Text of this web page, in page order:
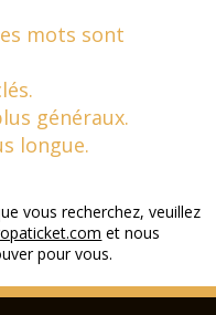
mots sont
généraux.
longue.
vous recherchez, veuillez
et nous
pour vous.